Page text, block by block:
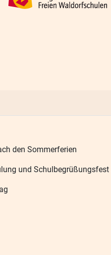
den Sommerferien
und Schulbegrüßungsfest